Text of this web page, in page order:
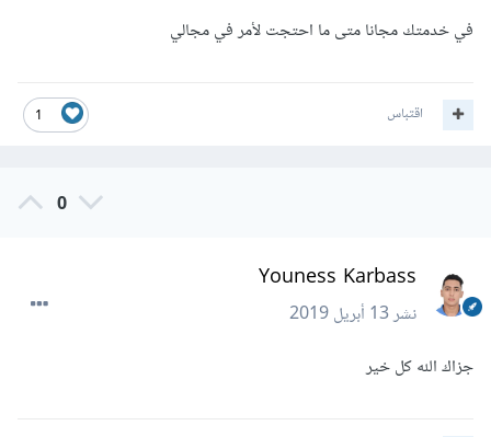
في خدمتك مجانا متى ما احتجت لأمر في مجالي
1 اقتباس
0
Youness Karbass
نشر13 أبريل 2019
جزاك الله كل خير